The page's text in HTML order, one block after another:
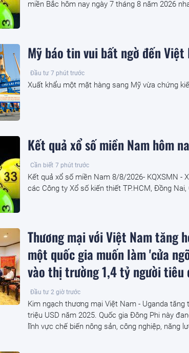
miền Bắc hôm nay ngày 7 tháng 8 năm 2026
Mỹ báo tin vui bất ngờ đến Việt
Đầu tư 7 phút trước
Xuất khẩu một mặt hàng sang Mỹ vừa chứng
Kết quả xổ số miền Nam hôm
Cần biết 7 phút trước
Kết quả xổ số miền Nam 8/8/2026- KQXSMN
các Công ty Xổ số kiến thiết TP.HCM, Đồng
Thương mại với Việt Nam tăng
một quốc gia muốn làm 'cửa
vào thị trường 1,4 tỷ người tiêu
Đầu tư 2 giờ trước
Kim ngạch thương mại Việt Nam - Uganda tăng
triệu USD năm 2025. Quốc gia Đông Phi này
lĩnh vực chế biến nông sản, công nghiệp, năng